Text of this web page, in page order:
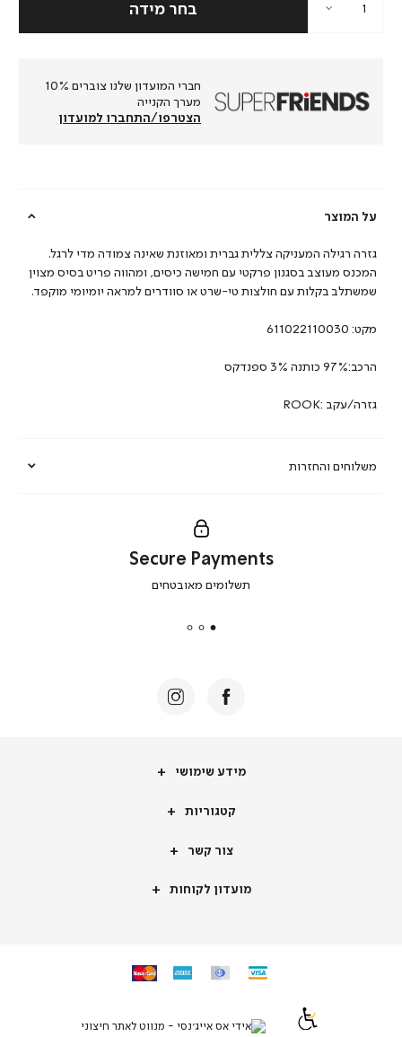
חברי המועדון שלנו צוברים 10%
מערך הקנייה
הצטרפו/התחברו למועדון
על המוצר
משלוחים והחזרות
גזרה רגילה המעניקה צללית גברית ומאוזנת שאינה צמודה מדי לרגל.
המכנס מעוצב בסגנון פרקטי עם חמישה כיסים, ומהווה פריט בסיס מצוין
שמשתלב בקלות עם חולצות טי-שרט או סוודרים למראה יומיומי מוקפד.
מקט: 611022110030
הרכב:97% כותנה 3% ספנדקס
גזרה/עקב :ROOK
secure
|
Secure Payments
תשלומים מאובטחים
מידע
מידע שימושי
קטגוריותקטגוריות
צור
צור קשר
מועדון
מועדון לקוחות